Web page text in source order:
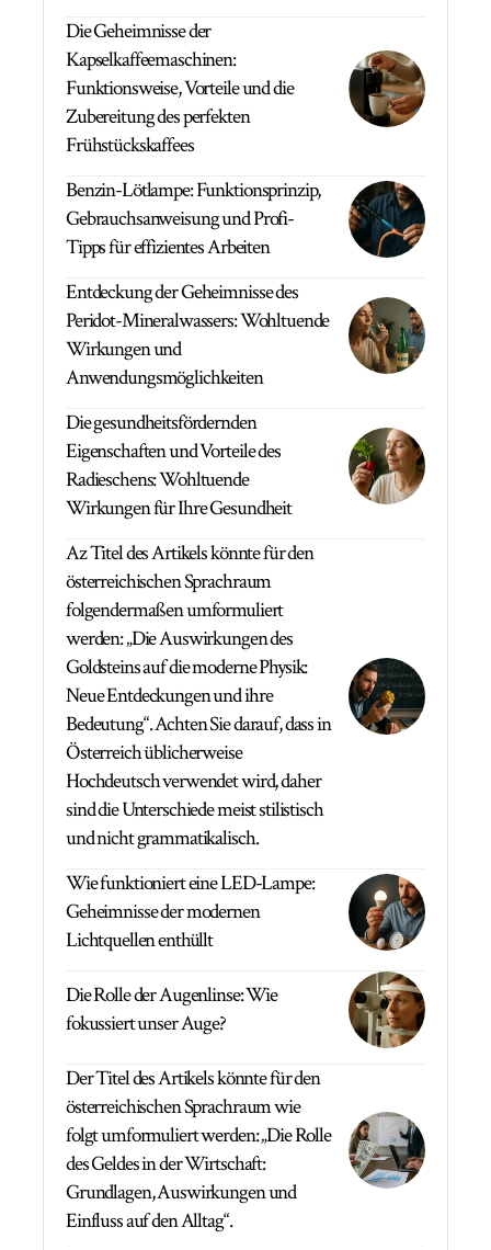
Die Geheimnisse der
Kapselkaffeemaschinen:
Funktionsweise, Vorteile und die
Zubereitung des perfekten
Frühstückskaffees
Benzin-Lötlampe: Funktionsprinzip,
Gebrauchsanweisung und Profi-
Tipps für effizientes Arbeiten
Entdeckung der Geheimnisse des
Peridot-Mineralwassers: Wohltuende
Wirkungen und
Anwendungsmöglichkeiten
Die gesundheitsfördernden
Eigenschaften und Vorteile des
Radieschens: Wohltuende
Wirkungen für Ihre Gesundheit
Az Titel des Artikels könnte für den
österreichischen Sprachraum
folgendermaßen umformuliert
werden: „Die Auswirkungen des
Goldsteins auf die moderne Physik:
Neue Entdeckungen und ihre
Bedeutung“. Achten Sie darauf, dass in
Österreich üblicherweise
Hochdeutsch verwendet wird, daher
sind die Unterschiede meist stilistisch
und nicht grammatikalisch.
Wie funktioniert eine LED-Lampe:
Geheimnisse der modernen
Lichtquellen enthüllt
Die Rolle der Augenlinse: Wie
fokussiert unser Auge?
Der Titel des Artikels könnte für den
österreichischen Sprachraum wie
folgt umformuliert werden: „Die Rolle
des Geldes in der Wirtschaft:
Grundlagen, Auswirkungen und
Einfluss auf den Alltag“.